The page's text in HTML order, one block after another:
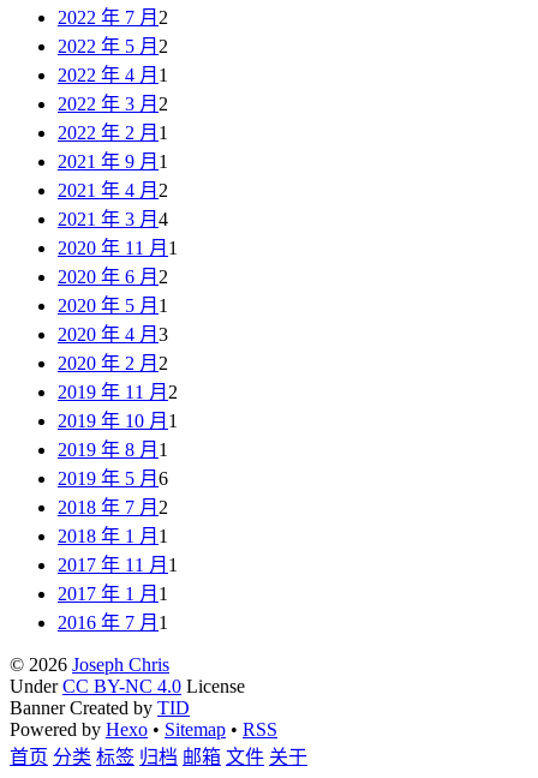
2022 年 7 月 2
2022 年 5 月 2
2022 年 4 月 1
2022 年 3 月 2
2022 年 2 月 1
2021 年 9 月 1
2021 年 4 月 2
2021 年 3 月 4
2020 年 11 月 1
2020 年 6 月 2
2020 年 5 月 1
2020 年 4 月 3
2020 年 2 月 2
2019 年 11 月 2
2019 年 10 月 1
2019 年 8 月 1
2019 年 5 月 6
2018 年 7 月 2
2018 年 1 月 1
2017 年 11 月 1
2017 年 1 月 1
2016 年 7 月 1
© 2026 Joseph Chris
UnderCC BY-NC 4.0 License
Banner Created by TID
Powered by Hexo • Sitemap • RSS
首页 分类 标签 归档 邮箱 文件 关于